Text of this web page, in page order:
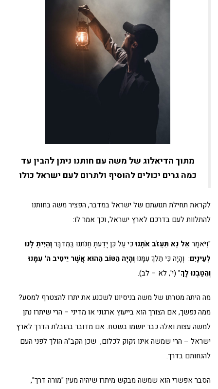
מתוך הדיאלוג של משה עם חותנו ניתן להבין עד
כמה גרים יכולים להוסיף ולתרום לעם ישראל כולו
לקראת תחילת תנועתם של ישראל במדבר, הפציר משה בחותנו
להתלוות לעם בדרכם לארץ ישראל, וכך אמר לו:
"וַיֹּאמֶראַל נָא תַּעֲזֹב אֹתָנוּכִּי עַל כֵּן יָדַעְתָּ חֲנֹתֵנוּ בַּמִּדְבָּרוְהָיִיתָ לָּנוּ
לְעֵינָיִם: וְהָיָה כִּי תֵלֵךְ עִמָּנוּוְהָיָה הַטּוֹב הַהוּא אֲשֶׁר יֵיטִיב ה' עִמָּנוּ
וְהֵטַבְנוּ לָךְ" (י', לא – לב).
מה היתה מטרתו של משה בניסיונו לשכנע את יתרו להצטרף למסע?
ממה נפשך, אם הצורך הוא בייעוץ ארגוני או מדיני – הרי שיתרו נתן
למשה עצות ואלה כבר יושמו בשטח. אם מדובר בהובלת הדרך לארץ
ישראל – הרי שמשה אינו זקוק לכלום, שכן הקב"ה הולך לפני העם
להנחותם בדרך.
הסבר אפשרי הוא שמשה מבקש מיתרו שיהיה מעין "מורה דרך",